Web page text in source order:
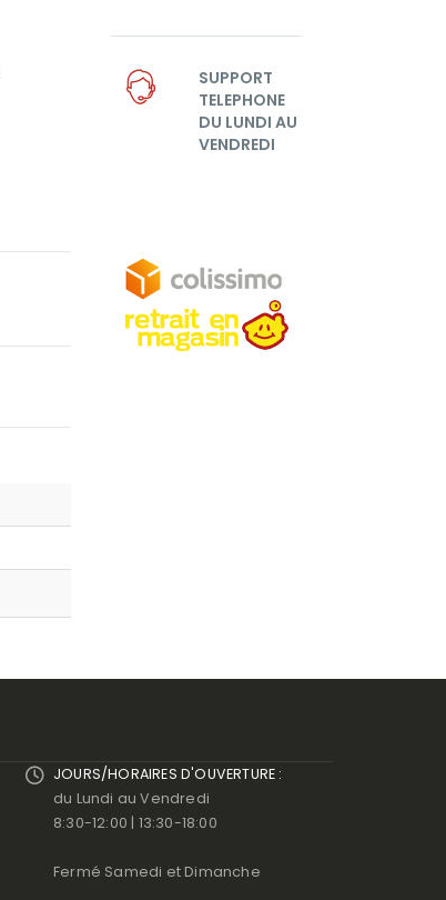
SUPPORT
TELEPHONE
DU LUNDI AU
VENDREDI
JOURS/HORAIRES D'OUVERTURE :
du Lundi au Vendredi
8:30-12:00 | 13:30-18:00
Fermé Samedi et Dimanche